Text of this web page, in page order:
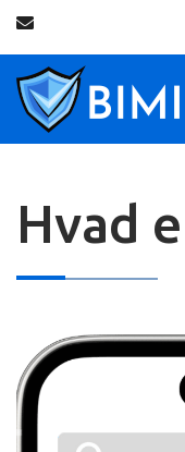
Hvad